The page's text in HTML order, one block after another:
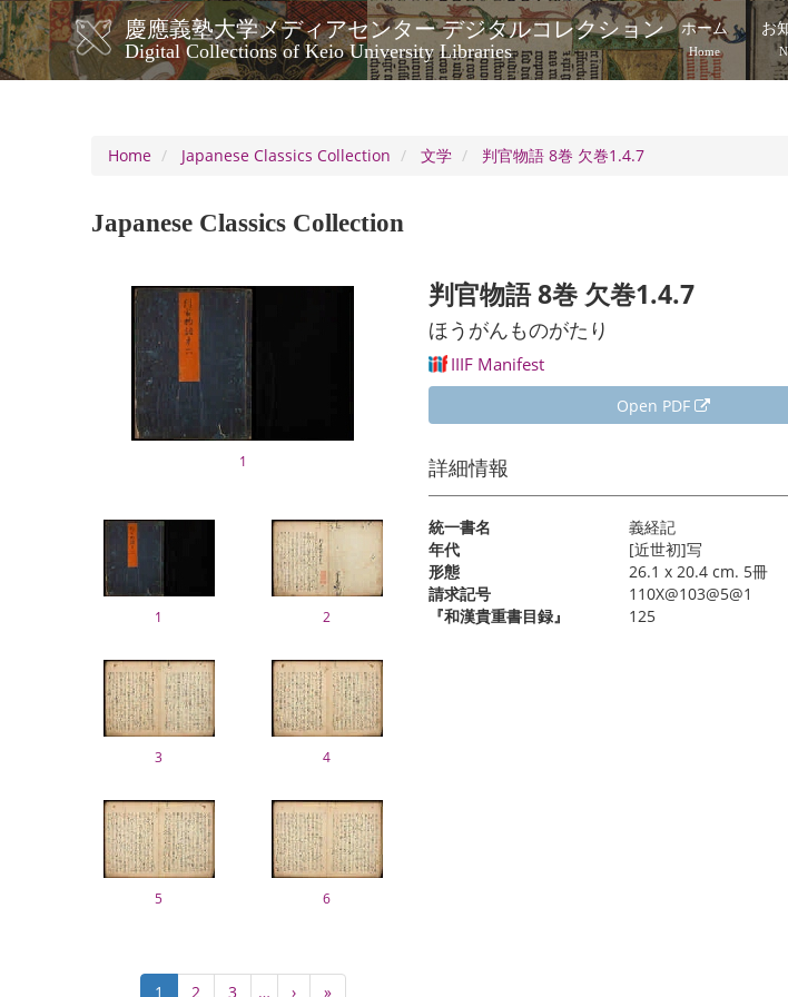
Skip
to
main
content
慶應義塾大学メディアセンター デジタルコレクション
Digital Collections of Keio University Libraries
メ
イ
ビ
シ
ホーム
Home
お
Home
Japanese Classics Collection 文学 判官物語 8巻 欠巻1.4.7
Japanese Classics Collection
1
1 2
3 4
5 6
PaginationCurrent
1 Page
2 Page
3 … Next
› Last
»
判官物語 8巻 欠巻1.4.7
ほうがんものがたり
IIIF Manifest
Open PDF
詳細情報
統一書名
義経記
年代
[近世初]写
形態
26.1 x 20.4 cm. 5冊
請求記号
110X@103@5@1
『和漢貴重書目録』
125